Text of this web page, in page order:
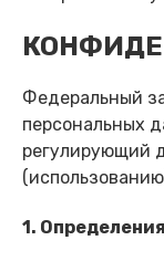
Федеральный
персональных
регулирующий
1. Определения